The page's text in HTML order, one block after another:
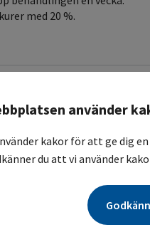
med 20 %.
använder
kakor för att ge dig
du att vi använder